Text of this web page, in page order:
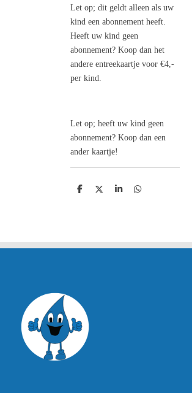
Let op; dit geldt alleen als uw
kind een abonnement heeft.
Heeft uw kind geen
abonnement? Koop dan het
andere entreekaartje voor €4,-
per kind.
Let op; heeft uw kind geen
abonnement? Koop dan een
ander kaartje!
D
D
S
D